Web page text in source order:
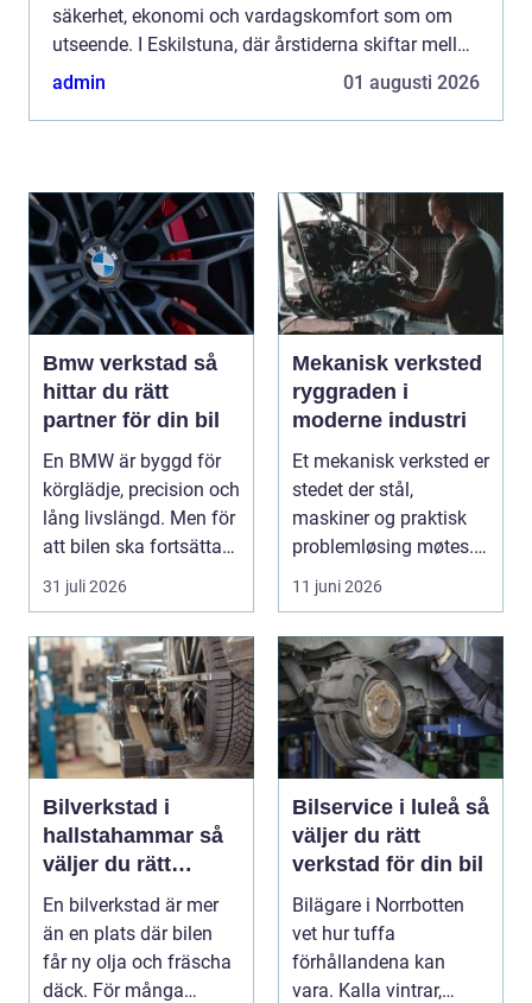
säkerhet, ekonomi och vardagskomfort som om
utseende. I Eskilstuna, där årstiderna skiftar mellan
vägsalt, slask och dammiga somrar, behöver bilen
admin 01 augusti 2026
Bmw verkstad så
hittar du rätt
partner för din bil
En BMW är byggd för
körglädje, precision och
lång livslängd. Men för
att bilen ska fortsätta
leverer...
31 juli 2026
Mekanisk verksted
ryggraden i
moderne industri
Et mekanisk verksted er
stedet der stål,
maskiner og praktisk
problemløsing møtes.
Her blir ødelagte...
11 juni 2026
Bilverkstad i
hallstahammar så
väljer du rätt
verkstad för din bil
En bilverkstad är mer
än en plats där bilen
får ny olja och fräscha
däck. För många
Bilservice i luleå så
väljer du rätt
verkstad för din bil
Bilägare i Norrbotten
vet hur tuffa
förhållandena kan
vara. Kalla vintrar,